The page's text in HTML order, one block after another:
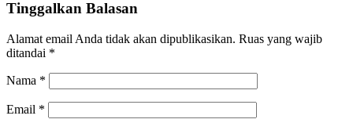
Tinggalkan Balasan
Alamat email Anda tidak akan dipublikasikan. Ruas yang wajib
ditandai *
Nama *
Email *